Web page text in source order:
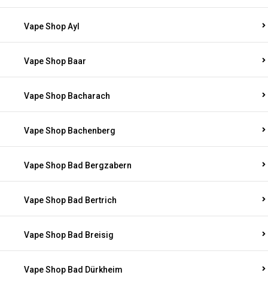
Vape Shop Ayl
Vape Shop Baar
Vape Shop Bacharach
Vape Shop Bachenberg
Vape Shop Bad Bergzabern
Vape Shop Bad Bertrich
Vape Shop Bad Breisig
Vape Shop Bad Dürkheim